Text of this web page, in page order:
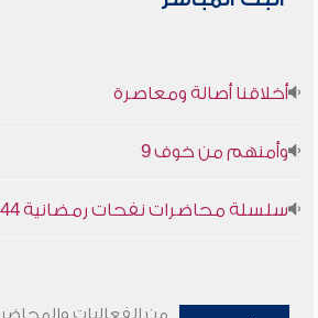
أخلاقنا أصالة ومعاصرة
وأمنهم من خوف 9
سلسلة محاضرات نفحات رمضانية 1444هـ
من الفعاليات